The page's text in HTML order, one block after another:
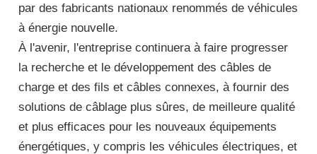
par des fabricants nationaux renommés de véhicules
à énergie nouvelle.
À l'avenir, l'entreprise continuera à faire progresser
la recherche et le développement des câbles de
charge et des fils et câbles connexes, à fournir des
solutions de câblage plus sûres, de meilleure qualité
et plus efficaces pour les nouveaux équipements
énergétiques, y compris les véhicules électriques, et